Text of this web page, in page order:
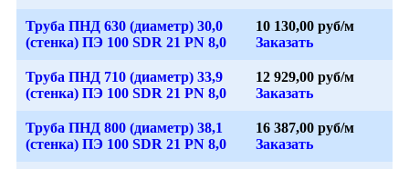
Труба ПНД 630 (диаметр) 30,0
(стенка) ПЭ 100 SDR 21 PN 8,0
10 130,00 руб/м
Заказать
Труба ПНД 710 (диаметр) 33,9
(стенка) ПЭ 100 SDR 21 PN 8,0
12 929,00 руб/м
Заказать
Труба ПНД 800 (диаметр) 38,1
(стенка) ПЭ 100 SDR 21 PN 8,0
16 387,00 руб/м
Заказать